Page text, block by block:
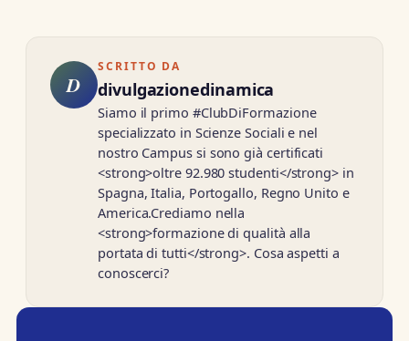
D
SCRITTO DA
divulgazionedinamica
Siamo il primo #ClubDiFormazione
specializzato in Scienze Sociali e nel
nostro Campus si sono già certificati
<strong>oltre 92.980 studenti</strong> in
Spagna, Italia, Portogallo, Regno Unito e
America.Crediamo nella
<strong>formazione di qualità alla
portata di tutti</strong>. Cosa aspetti a
conoscerci?